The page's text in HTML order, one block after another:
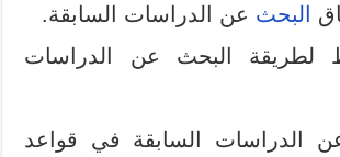
البحث عن الدراسات السابقة.
لطريقة البحث عن الدراسات
عن الدراسات السابقة في قواعد